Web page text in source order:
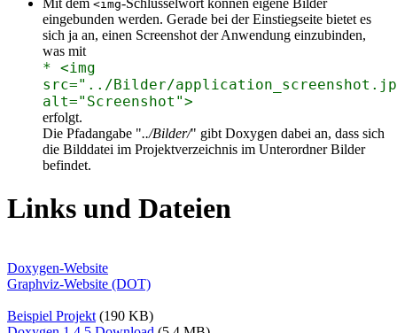
<img
eingebunden werden. Gerade bei der Einstiegseite bietet es
sich ja an, einen Screenshot der Anwendung einzubinden,
was mit
* <img
src="../Bilder/
alt="Screenshot">
erfolgt.
Die Pfadangabe "../Bilder/" gibt Doxygen dabei an, dass sich
die Bilddatei im Projektverzeichnis im Unterordner Bilder
befindet.
Links und Dateien
Doxygen-Website
Graphviz-Website (DOT)
Beispiel Projekt (190 KB)